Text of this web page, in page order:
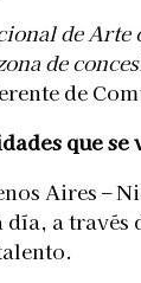
de
de
de
que
Aires –
a través